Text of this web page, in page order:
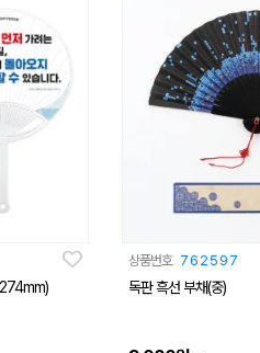
상품번호 762597
독판 흑선 부채(중)